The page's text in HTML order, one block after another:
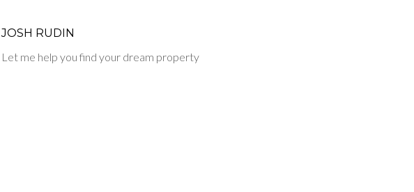
Password
JOSH RUDIN
Let me help you find your dream property